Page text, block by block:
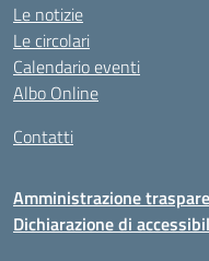
Le notizie
Le circolari
Calendario eventi
Albo Online
Contatti
Amministrazione
Dichiarazione di